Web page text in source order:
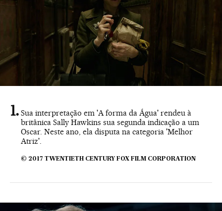
Sua interpretação em 'A forma da Água' rendeu à
britânica Sally Hawkins sua segunda indicação a um
Oscar. Neste ano, ela disputa na categoria 'Melhor
Atriz'.
© 2017 TWENTIETH CENTURY FOX FILM CORPORATION